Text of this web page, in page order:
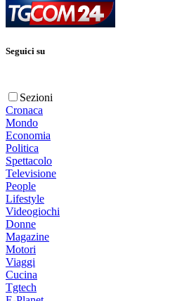
Seguici su
Sezioni
Cronaca
Mondo
Economia
Politica
Spettacolo
Televisione
People
Lifestyle
Videogiochi
Donne
Magazine
Motori
Viaggi
Cucina
Tgtech